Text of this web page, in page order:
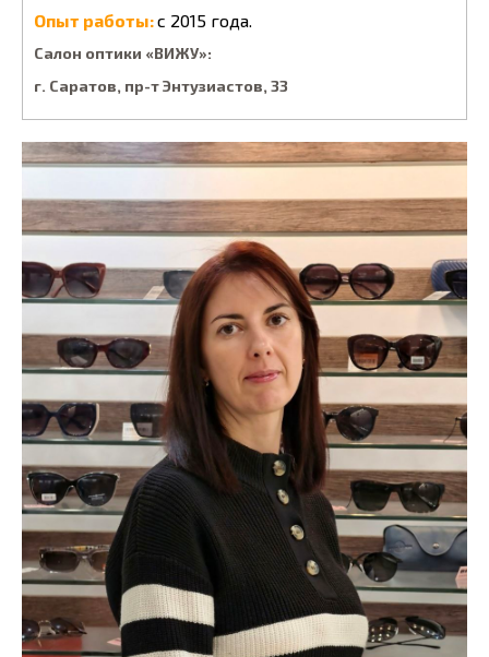
Опыт работы:с 2015 года.
Салон оптики «ВИЖУ»:
г. Саратов, пp-т Энтузиacтoв, 33